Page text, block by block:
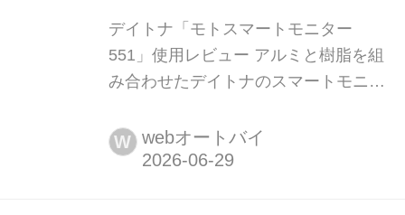
ケミカ...
デイトナ「モトスマートモニター
551」使用レビュー アルミと樹脂を組
み合わせたデイトナのスマートモニタ
ンチ画面のスマホとほぼ同等で、防水
性はIP66相当。グローブを着けたまま
W webオートバイ